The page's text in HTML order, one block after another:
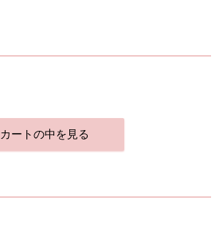
カートの中を見る